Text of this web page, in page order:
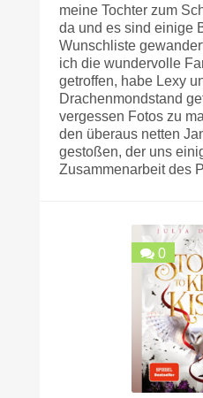
meine Tochter zum
da und es sind einige
Wunschliste
ich die wundervolle
getroffen, habe Lexy
Drachenmondstand
vergessen Fotos zu
den überaus netten
gestoßen, der uns
Zusammenarbeit des
0